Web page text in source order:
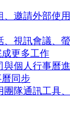
、邀請外部使
、視訊會議、
更多工作
與個人行事曆
同步
團隊通訊工具